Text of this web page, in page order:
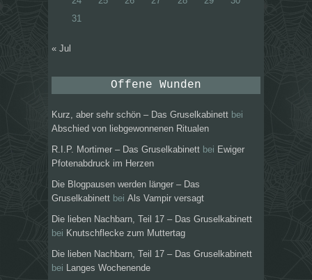
31
« Jul
Offene Wunden
Kurz, aber sehr schön – Das Gruselkabinett bei
Abschied von liebgewonnenen Ritualen
R.I.P. Mortimer – Das Gruselkabinett bei Ewiger
Pfotenabdruck im Herzen
Die Blogpausen werden länger – Das
Gruselkabinett bei Als Vampir versagt
Die lieben Nachbarn, Teil 17 – Das Gruselkabinett
bei Knutschflecke zum Muttertag
Die lieben Nachbarn, Teil 17 – Das Gruselkabinett
bei
Langes Wochenende